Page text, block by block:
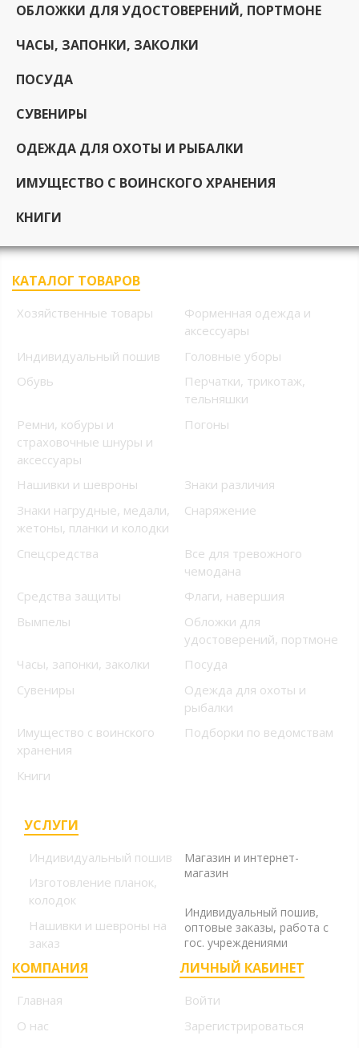
ОБЛОЖКИ ДЛЯ УДОСТОВЕРЕНИЙ, ПОРТМОНЕ
ЧАСЫ, ЗАПОНКИ, ЗАКОЛКИ
ПОСУДА
СУВЕНИРЫ
ОДЕЖДА ДЛЯ ОХОТЫ И РЫБАЛКИ
ИМУЩЕСТВО С ВОИНСКОГО ХРАНЕНИЯ
КНИГИ
КАТАЛОГ ТОВАРОВ
Хозяйственные товары
Форменная одежда и
аксессуары
Индивидуальный пошив
Головные уборы
Обувь
Перчатки, трикотаж,
тельняшки
Ремни, кобуры и
страховочные шнуры и
аксессуары
Погоны
Нашивки и шевроны
Знаки различия
Знаки нагрудные, медали,
жетоны, планки и колодки
Снаряжение
Спецсредства
Все для тревожного
чемодана
Средства защиты
Флаги, навершия
Вымпелы
Обложки для
удостоверений, портмоне
Часы, запонки, заколки
Посуда
Сувениры
Одежда для охоты и
рыбалки
Имущество с воинского
хранения
Подборки по ведомствам
Книги
УСЛУГИ
Индивидуальный пошив
Изготовление планок,
колодок
Нашивки и шевроны на
заказ
Магазин и интернет-
магазин
Индивидуальный пошив,
оптовые заказы, работа с
гос. учреждениями
КОМПАНИЯ
Главная
О нас
ЛИЧНЫЙ КАБИНЕТ
Войти
Зарегистрироваться